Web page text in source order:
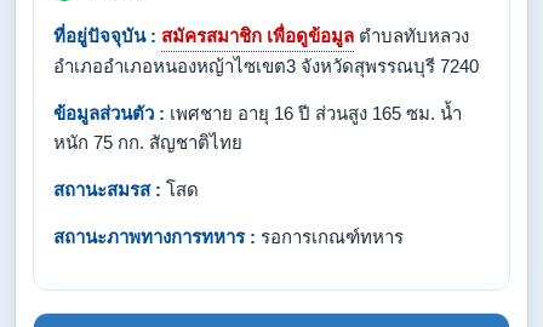
ที่อยู่ปัจจุบัน : สมัครสมาชิก เพื่อดูข้อมูล ตำบลทับหลวง
อำเภออำเภอหนองหญ้าไซเขต3 จังหวัดสุพรรณบุรี 7240
ข้อมูลส่วนตัว : เพศชาย อายุ 16 ปี ส่วนสูง 165 ซม. น้ำ
หนัก 75 กก. สัญชาติไทย
สถานะสมรส : โสด
สถานะภาพทางการทหาร : รอการเกณฑ์ทหาร